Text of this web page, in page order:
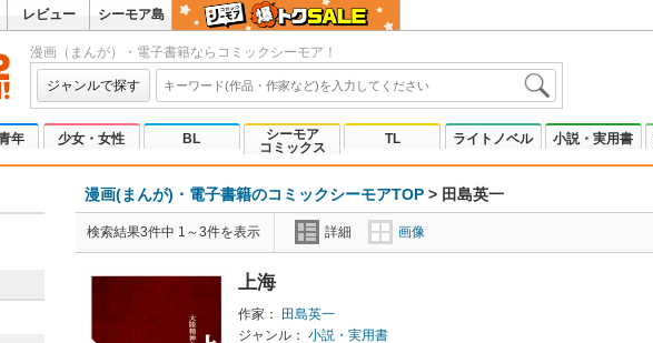
レビュー シーモア島
漫画（まんが）・電子書籍ならコミックシーモア！
ジャンルで探す
年 少女・女性 BL
シーモア
コミックス
TL ライトノベル 小説・実用書
漫画(まんが)・電子書籍のコミックシーモアTOP > 田島英一
検索結果3件中 1～3件を表示 詳細 画像
上海
作家：
田島英一
ジャンル： 小説・実用書